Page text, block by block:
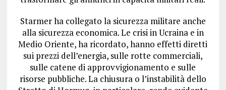
Starmer ha collegato la sicurezza militare anche
alla sicurezza economica. Le crisi in Ucraina e in
Medio Oriente, ha ricordato, hanno effetti diretti
sui prezzi dell’energia, sulle rotte commerciali,
sulle catene di approvvigionamento e sulle
risorse pubbliche. La chiusura o l’instabilità dello